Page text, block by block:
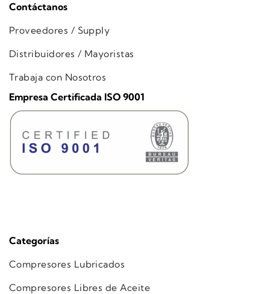
Categorías
Compresores Lubricados
Compresores Libres de Aceite
Contáctanos
Proveedores / Supply
Distribuidores / Mayoristas
Trabaja con Nosotros
Empresa Certificada ISO 9001